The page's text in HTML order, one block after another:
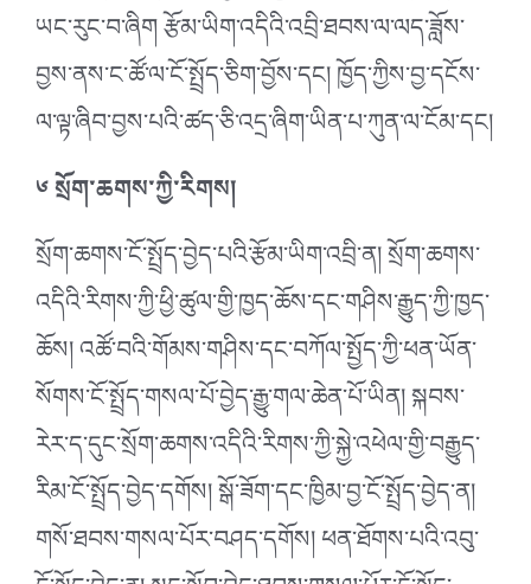
ཡང་རུང་བ་ཞིག རྩོམ་ཡིག་འདིའི་འབྲི་ཐབས་ལ་ལད་ཟློས་
བྱས་ནས་ང་ཚོ་ལ་ངོ་སྤྲོད་ཅིག་བྱོས་དང། ཁྱོད་ཀྱིས་བྱ་དངོས་
ལ་ལྟ་ཞིབ་བྱས་པའི་ཚད་ཅི་འདྲ་ཞིག་ཡིན་པ་ཀུན་ལ་ངོམ་དང།
༦ སྲོག་ཆགས་ཀྱི་རིགས།
སྲོག་ཆགས་ངོ་སྤྲོད་བྱེད་པའི་རྩོམ་ཡིག་འབྲི་ན། སྲོག་ཆགས་
འདིའི་རིགས་ཀྱི་ཕྱི་ཚུལ་གྱི་ཁྱད་ཆོས་དང་གཤིས་རྒྱུད་ཀྱི་ཁྱད་
ཆོས། འཚོ་བའི་གོམས་གཤིས་དང་བཀོལ་སྤྱོད་ཀྱི་ཕན་ཡོན་
སོགས་ངོ་སྤྲོད་གསལ་པོ་བྱེད་རྒྱུ་གལ་ཆེན་པོ་ཡིན། སྐབས་
རེར་ད་དུང་སྲོག་ཆགས་འདིའི་རིགས་ཀྱི་སྐྱེ་འཕེལ་གྱི་བརྒྱུད་
རིམ་ངོ་སྤྲོད་བྱེད་དགོས། སྒོ་ཟོག་དང་ཁྱིམ་བྱ་ངོ་སྤྲོད་བྱེད་ན།
གསོ་ཐབས་གསལ་པོར་བཤད་དགོས། ཕན་ཐོགས་པའི་འབུ་